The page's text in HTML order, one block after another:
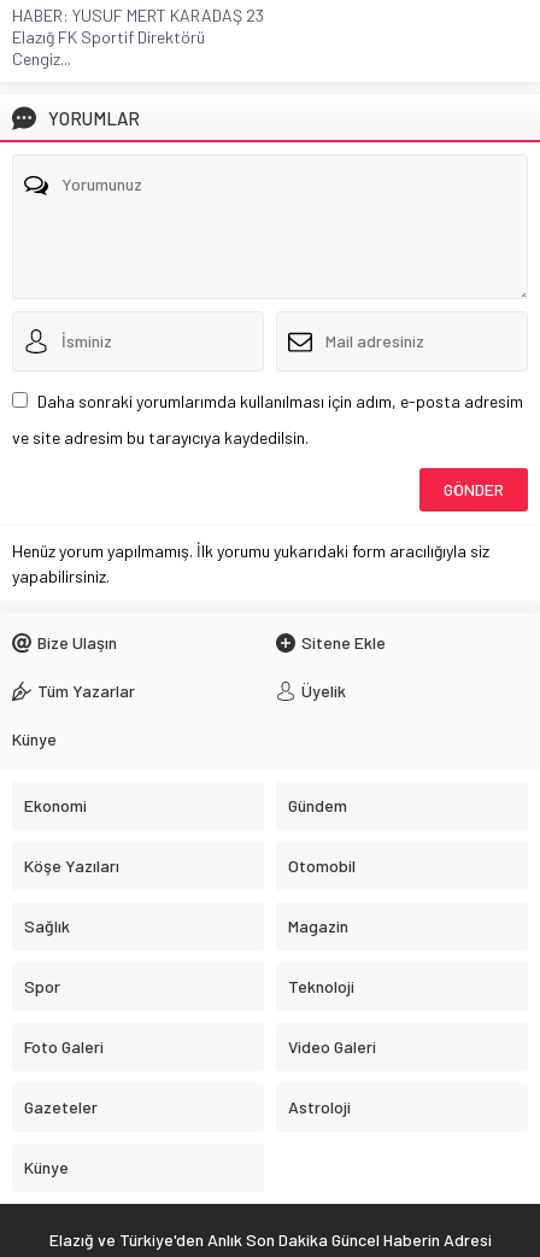
HABER: YUSUF MERT KARADAŞ 23
Elazığ FK Sportif Direktörü
Cengiz...
YORUMLAR
Daha sonraki yorumlarımda kullanılması için adım, e-posta adresim
ve site adresim bu tarayıcıya kaydedilsin.
Henüz yorum yapılmamış. İlk yorumu yukarıdaki form aracılığıyla siz
yapabilirsiniz.
Bize Ulaşın Sitene Ekle
Tüm Yazarlar Üyelik
Künye
Ekonomi Gündem
Köşe Yazıları Otomobil
Sağlık Magazin
Spor Teknoloji
Foto Galeri Video Galeri
Gazeteler Astroloji
Künye
Elazığ ve Türkiye'den Anlık Son Dakika Güncel Haberin Adresi